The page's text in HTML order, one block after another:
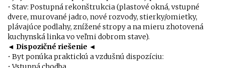
• Stav: Postupná rekonštrukcia (plastové okná, vstupné
dvere, murované jadro, nové rozvody, stierky/omietky,
plávajúce podlahy, znížené stropy a na mieru zhotovená
kuchynská linka vo veľmi dobrom stave).
◄ Dispozičné riešenie ◄
• Byt ponúka praktickú a vzdušnú dispozíciu: